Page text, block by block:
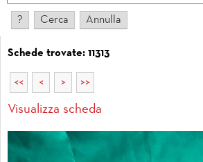
Schede trovate: 11313
<< < > >>
Visualizza scheda